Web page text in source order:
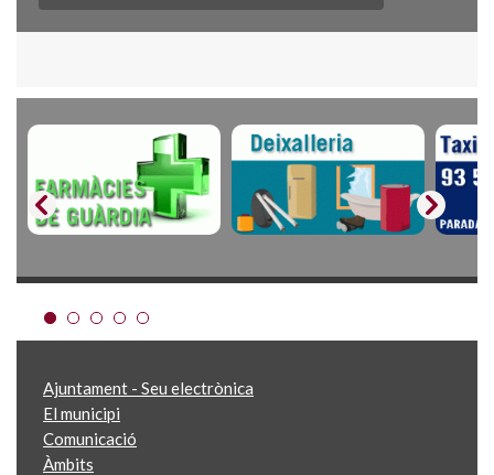
Ajuntament - Seu electrònica
El municipi
Comunicació
Àmbits